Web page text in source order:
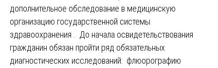
дополнительное обследование в медицинскую
организацию государственной системы
здравоохранения . До начала освидетельствования
гражданин обязан пройти ряд обязательных
диагностических исследований: флюорографию